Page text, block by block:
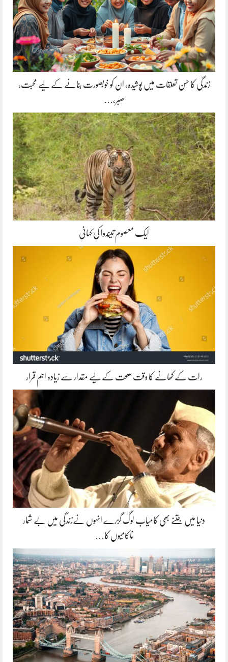
زندگی کا حسن تعلقات میں پوشیدہ, ان کو خوبصورت بنانے کے لیے محبت،
صبر،…
ایک معصوم تیندوا کی کہانی
رات کے کھانے کا وقت صحت کے لیے مقدار سے زیادہ اہم قرار
دنیا میں جتنے بھی کامیاب لوگ گزرے انہوں نےزندگی میں بے شمار
ناکامیوں کا…